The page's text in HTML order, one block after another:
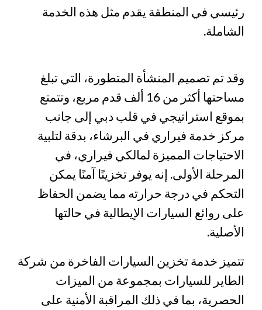
رئيسي في المنطقة يقدم مثل هذه الخدمة
الشاملة.
وقد تم تصميم المنشأة المتطورة، التي تبلغ
مساحتها أكثر من 16 ألف قدم مربع، وتتمتع
بموقع استراتيجي في قلب دبي إلى جانب
مركز خدمة فيراري في البرشاء، بدقة لتلبية
الاحتياجات المميزة لمالكي فيراري، في
المرحلة الأولى. إنه يوفر تخزينًا آمنًا يمكن
التحكم في درجة حرارته مما يضمن الحفاظ
على روائع السيارات الإيطالية في حالتها
الأصلية.
تتميز خدمة تخزين السيارات الفاخرة من شركة
الطاير للسيارات بمجموعة من الميزات
الحصرية، بما في ذلك المراقبة الأمنية على